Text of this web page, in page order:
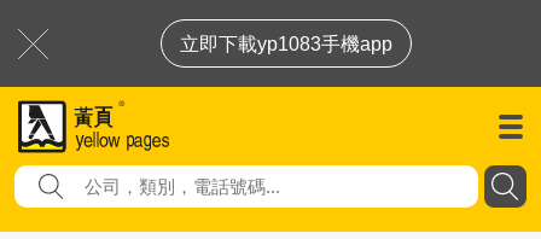
立即下載yp1083手機app